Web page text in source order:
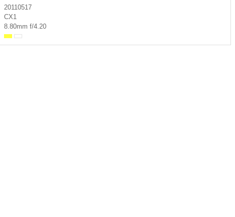
20110517
CX1
8.80mm f/4.20